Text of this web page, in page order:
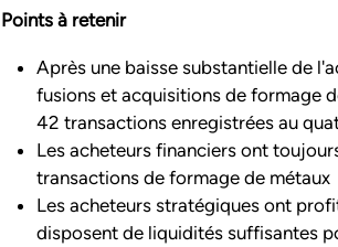
Points à retenir
Après une baisse substantielle de
fusions et acquisitions de formage
42 transactions enregistrées au
Les acheteurs financiers ont
transactions de formage de métaux
Les acheteurs stratégiques ont
disposent de liquidités suffisantes